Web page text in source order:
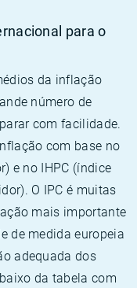
para o
da inflação
número de
com facilidade.
com base no
e no IHPC (índice
O IPC é muitas
mais importante
de medida europeia
adequada dos
da tabela com